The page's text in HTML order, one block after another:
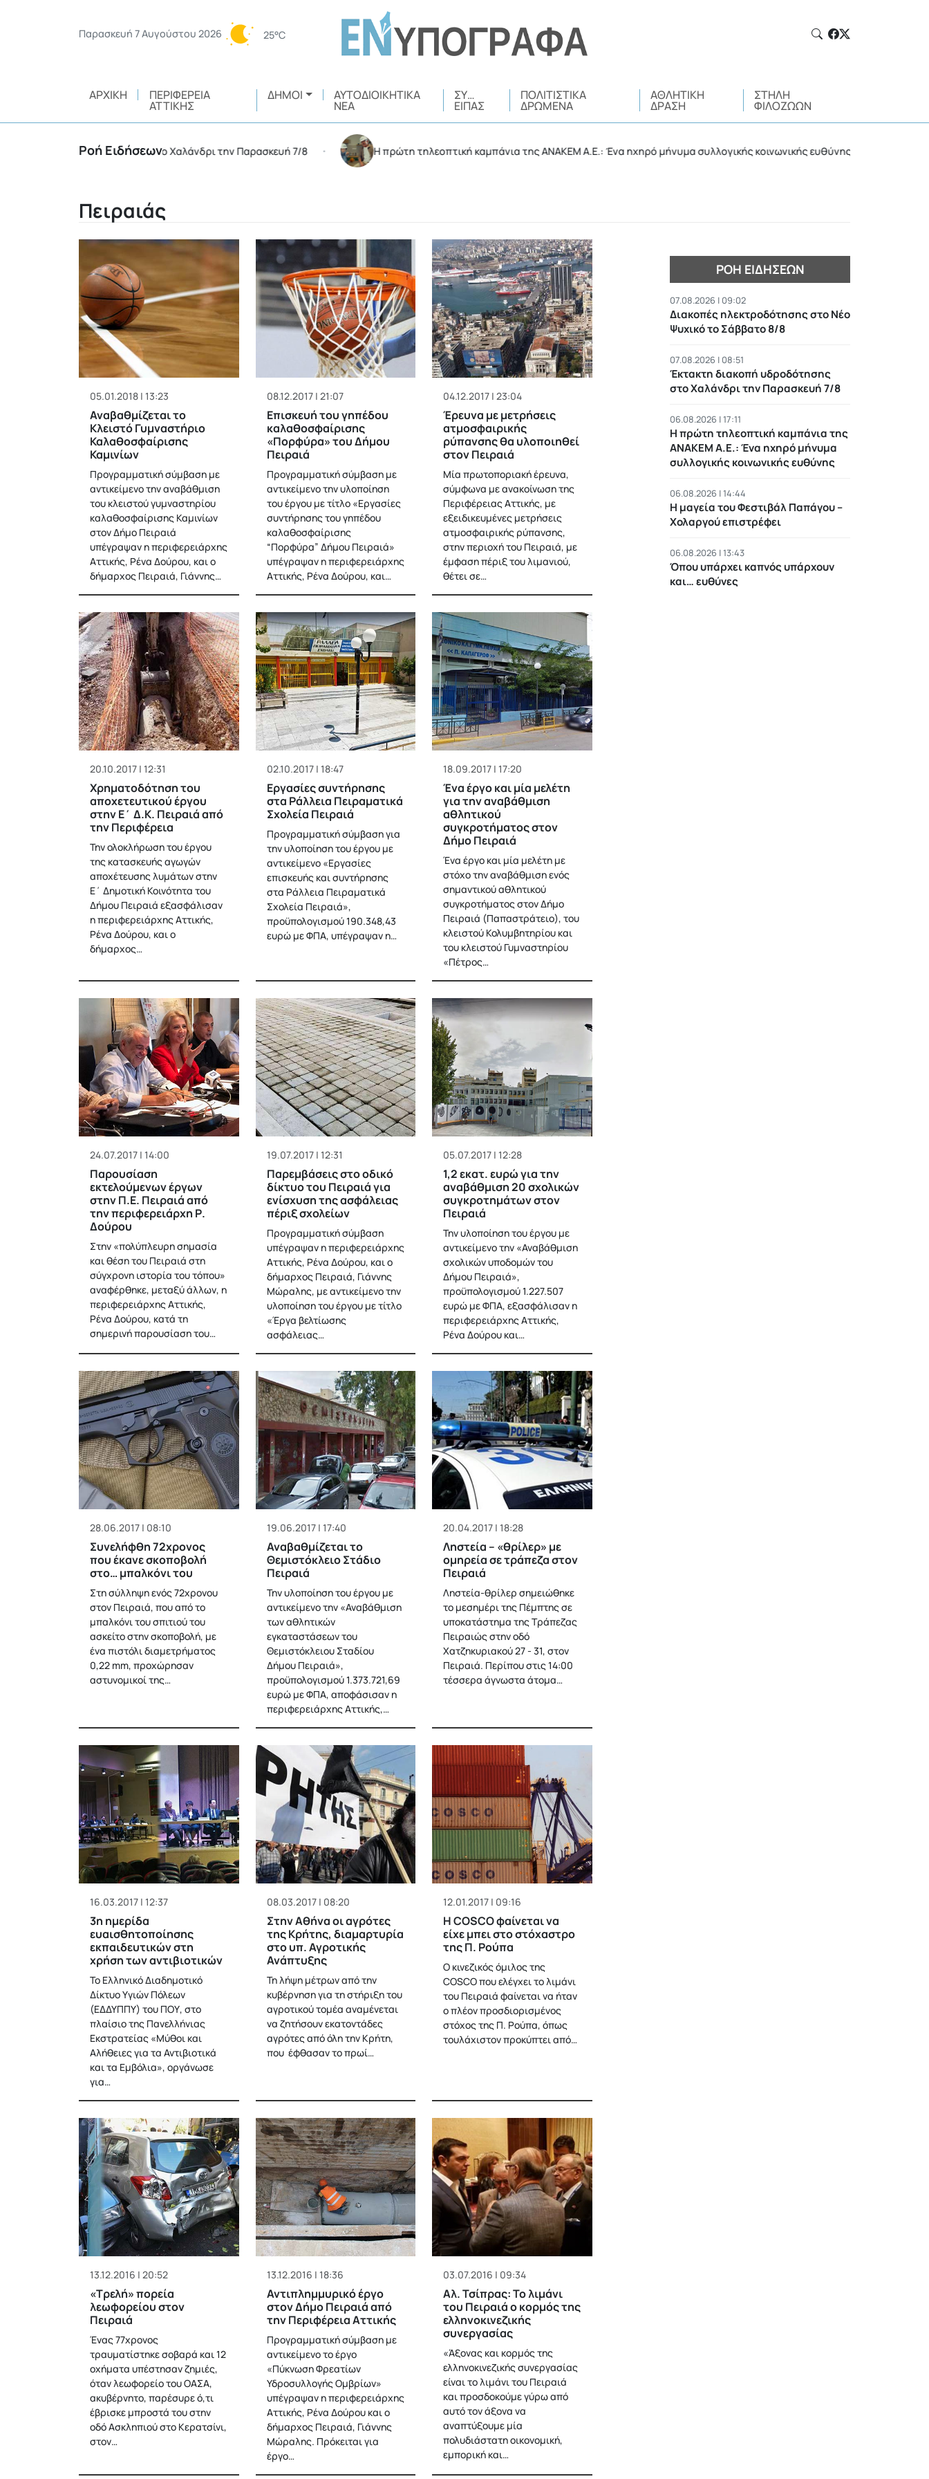
Παρασκευή 7 Αυγούστου 2026 25°C
ΑΡΧΙΚΉ ΠΕΡΙΦΈΡΕΙΑ
ΑΤΤΙΚΉΣ
ΔΉΜΟΙ ΑΥΤΟΔΙΟΙΚΗΤΙΚΆ
ΝΈΑ
ΣΥ…
ΕΊΠΑΣ
ΠΟΛΙΤΙΣΤΙΚΆ
ΔΡΏΜΕΝΑ
ΑΘΛΗΤΙΚΉ
ΔΡΆΣΗ
ΣΤΉΛΗ
ΦΙΛΌΖΩΩΝ
Ροή Ειδήσεων
υδροδότησης στο Χαλάνδρι την Παρασκευή 7/8 • Η πρώτη τηλεοπτική καμπάνια της ΑΝΑΚΕΜ Α.Ε.: Ένα ηχηρό μήνυμα συλλογικής κοινωνικής ευθύνης •
Πειραιάς
05.01.2018 | 13:23
Αναβαθμίζεται το
Κλειστό Γυμναστήριο
Καλαθοσφαίρισης
Καμινίων
Προγραμματική σύμβαση με
αντικείμενο την αναβάθμιση
του κλειστού γυμναστηρίου
καλαθοσφαίρισης Καμινίων
στον Δήμο Πειραιά
υπέγραψαν η περιφερειάρχης
Αττικής, Ρένα Δούρου, και ο
δήμαρχος Πειραιά, Γιάννης…
08.12.2017 | 21:07
Επισκευή του γηπέδου
καλαθοσφαίρισης
«Πορφύρα» του Δήμου
Πειραιά
Προγραμματική σύμβαση με
αντικείμενο την υλοποίηση
του έργου με τίτλο «Εργασίες
συντήρησης του γηπέδου
καλαθοσφαίρισης
“Πορφύρα” Δήμου Πειραιά»
υπέγραψαν η περιφερειάρχης
Αττικής, Ρένα Δούρου, και…
04.12.2017 | 23:04
Έρευνα με μετρήσεις
ατμοσφαιρικής
ρύπανσης θα υλοποιηθεί
στον Πειραιά
Μία πρωτοποριακή έρευνα,
σύμφωνα με ανακοίνωση της
Περιφέρειας Αττικής, με
εξειδικευμένες μετρήσεις
ατμοσφαιρικής ρύπανσης,
στην περιοχή του Πειραιά, με
έμφαση πέριξ του λιμανιού,
θέτει σε…
20.10.2017 | 12:31
Χρηματοδότηση του
αποχετευτικού έργου
στην Ε΄ Δ.Κ. Πειραιά από
την Περιφέρεια
Την ολοκλήρωση του έργου
της κατασκευής αγωγών
αποχέτευσης λυμάτων στην
Ε΄ Δημοτική Κοινότητα του
Δήμου Πειραιά εξασφάλισαν
η περιφερειάρχης Αττικής,
Ρένα Δούρου, και ο
δήμαρχος…
02.10.2017 | 18:47
Εργασίες συντήρησης
στα Ράλλεια Πειραματικά
Σχολεία Πειραιά
Προγραμματική σύμβαση για
την υλοποίηση του έργου με
αντικείμενο «Εργασίες
επισκευής και συντήρησης
στα Ράλλεια Πειραματικά
Σχολεία Πειραιά»,
προϋπολογισμού 190.348,43
ευρώ με ΦΠΑ, υπέγραψαν η…
18.09.2017 | 17:20
Ένα έργο και μία μελέτη
για την αναβάθμιση
αθλητικού
συγκροτήματος στον
Δήμο Πειραιά
Ένα έργο και μία μελέτη με
στόχο την αναβάθμιση ενός
σημαντικού αθλητικού
συγκροτήματος στον Δήμο
Πειραιά (Παπαστράτειο), του
κλειστού Κολυμβητηρίου και
του κλειστού Γυμναστηρίου
«Πέτρος…
24.07.2017 | 14:00
Παρουσίαση
εκτελούμενων έργων
στην Π.Ε. Πειραιά από
την περιφερειάρχη Ρ.
Δούρου
Στην «πολύπλευρη σημασία
και θέση του Πειραιά στη
σύγχρονη ιστορία του τόπου»
αναφέρθηκε, μεταξύ άλλων, η
περιφερειάρχης Αττικής,
Ρένα Δούρου, κατά τη
σημερινή παρουσίαση του…
19.07.2017 | 12:31
Παρεμβάσεις στο οδικό
δίκτυο του Πειραιά για
ενίσχυση της ασφάλειας
πέριξ σχολείων
Προγραμματική σύμβαση
υπέγραψαν η περιφερειάρχης
Αττικής, Ρένα Δούρου, και ο
δήμαρχος Πειραιά, Γιάννης
Μώραλης, με αντικείμενο την
υλοποίηση του έργου με τίτλο
«Έργα βελτίωσης
ασφάλειας…
05.07.2017 | 12:28
1,2 εκατ. ευρώ για την
αναβάθμιση 20 σχολικών
συγκροτημάτων στον
Πειραιά
Την υλοποίηση του έργου με
αντικείμενο την «Αναβάθμιση
σχολικών υποδομών του
Δήμου Πειραιά»,
προϋπολογισμού 1.227.507
ευρώ με ΦΠΑ, εξασφάλισαν η
περιφερειάρχης Αττικής,
Ρένα Δούρου και…
28.06.2017 | 08:10
Συνελήφθη 72χρονος
που έκανε σκοποβολή
στο… μπαλκόνι του
Στη σύλληψη ενός 72χρονου
στον Πειραιά, που από το
μπαλκόνι του σπιτιού του
ασκείτο στην σκοποβολή, με
ένα πιστόλι διαμετρήματος
0,22 mm, προχώρησαν
αστυνομικοί της…
19.06.2017 | 17:40
Αναβαθμίζεται το
Θεμιστόκλειο Στάδιο
Πειραιά
Την υλοποίηση του έργου με
αντικείμενο την «Αναβάθμιση
των αθλητικών
εγκαταστάσεων του
Θεμιστόκλειου Σταδίου
Δήμου Πειραιά»,
προϋπολογισμού 1.373.721,69
ευρώ με ΦΠΑ, αποφάσισαν η
περιφερειάρχης Αττικής,…
20.04.2017 | 18:28
Ληστεία – «θρίλερ» με
ομηρεία σε τράπεζα στον
Πειραιά
Ληστεία-θρίλερ σημειώθηκε
το μεσημέρι της Πέμπτης σε
υποκατάστημα της Τράπεζας
Πειραιώς στην οδό
Χατζηκυριακού 27 - 31, στον
Πειραιά. Περίπου στις 14:00
τέσσερα άγνωστα άτομα…
16.03.2017 | 12:37
3η ημερίδα
ευαισθητοποίησης
εκπαιδευτικών στη
χρήση των αντιβιοτικών
Το Ελληνικό Διαδημοτικό
Δίκτυο Υγιών Πόλεων
(ΕΔΔΥΠΠΥ) του ΠΟΥ, στο
πλαίσιο της Πανελλήνιας
Εκστρατείας «Mύθοι και
Αλήθειες για τα Αντιβιοτικά
και τα Εμβόλια», οργάνωσε
για…
08.03.2017 | 08:20
Στην Αθήνα οι αγρότες
της Κρήτης, διαμαρτυρία
στο υπ. Αγροτικής
Ανάπτυξης
Τη λήψη μέτρων από την
κυβέρνηση για τη στήριξη του
αγροτικού τομέα αναμένεται
να ζητήσουν εκατοντάδες
αγρότες από όλη την Κρήτη,
που έφθασαν το πρωί…
12.01.2017 | 09:16
H COSCO φαίνεται να
είχε μπει στο στόχαστρο
της Π. Ρούπα
Ο κινεζικός όμιλος της
COSCO που ελέγχει το λιμάνι
του Πειραιά φαίνεται να ήταν
ο πλέον προσδιορισμένος
στόχος της Π. Ρούπα, όπως
τουλάχιστον προκύπτει από…
13.12.2016 | 20:52
«Tρελή» πορεία
λεωφορείου στον
Πειραιά
Ένας 77χρονος
τραυματίστηκε σοβαρά και 12
οχήματα υπέστησαν ζημιές,
όταν λεωφορείο του ΟΑΣΑ,
ακυβέρνητο, παρέσυρε ό,τι
έβρισκε μπροστά του στην
οδό Ασκληπιού στο Κερατσίνι,
στον…
13.12.2016 | 18:36
Αντιπλημμυρικό έργο
στον Δήμο Πειραιά από
την Περιφέρεια Αττικής
Προγραμματική σύμβαση με
αντικείμενο το έργο
«Πύκνωση Φρεατίων
Υδροσυλλογής Ομβρίων»
υπέγραψαν η περιφερειάρχης
Αττικής, Ρένα Δούρου και ο
δήμαρχος Πειραιά, Γιάννης
Μώραλης. Πρόκειται για
έργο…
03.07.2016 | 09:34
Αλ. Τσίπρας: Το λιμάνι
του Πειραιά ο κορμός της
ελληνοκινεζικής
συνεργασίας
«Άξονας και κορμός της
ελληνοκινεζικής συνεργασίας
είναι το λιμάνι του Πειραιά
και προσδοκούμε γύρω από
αυτό τον άξονα να
αναπτύξουμε μία
πολυδιάστατη οικονομική,
εμπορική και…
ΡΟΉ ΕΙΔΉΣΕΩΝ
07.08.2026 | 09:02
Διακοπές ηλεκτροδότησης στο Νέο
Ψυχικό το Σάββατο 8/8
07.08.2026 | 08:51
Έκτακτη διακοπή υδροδότησης
στο Χαλάνδρι την Παρασκευή 7/8
06.08.2026 | 17:11
Η πρώτη τηλεοπτική καμπάνια της
ΑΝΑΚΕΜ Α.Ε.: Ένα ηχηρό μήνυμα
συλλογικής κοινωνικής ευθύνης
06.08.2026 | 14:44
Η μαγεία του Φεστιβάλ Παπάγου –
Χολαργού επιστρέφει
06.08.2026 | 13:43
Όπου υπάρχει καπνός υπάρχουν
και… ευθύνες